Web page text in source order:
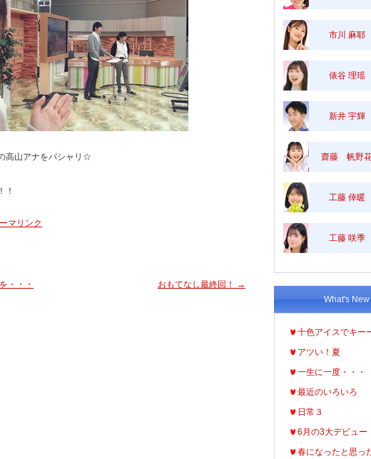
高山アナをパシャリ☆
！
マリンク
・・・ おもてなし最終回！ →
市川 麻耶
俵谷 理瑶
新井 宇輝
齋藤 帆野
工藤 倖暖
工藤 咲季
What's New
十色アイスでキー
アツい！夏
一生に一度・・・
最近のいろいろ
日常３
6月の3大デビュー
春になったと思っ